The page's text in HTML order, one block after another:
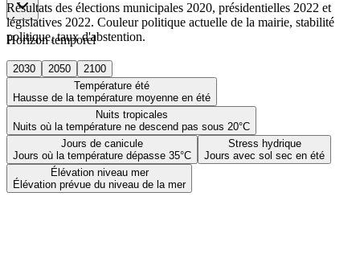
Horizon temporel
2030 2050
2100
Température été
Hausse de la température moyenne en été
Nuits tropicales
Nuits où la température ne descend pas sous 20°C
Jours de canicule
Jours où la température dépasse 35°C
Stress hydrique
Jours avec sol sec en été
Élévation niveau mer
Élévation prévue du niveau de la mer
Résultats des élections municipales 2020, présidentielles 2022 et
législatives 2022. Couleur politique actuelle de la mairie, stabilité
politique, taux d'abstention.